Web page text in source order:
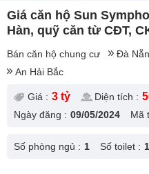
Giá căn hộ Sun
Hàn, quỹ căn từ CĐT,
Bán căn hộ chung cư Đà
An Hải Bắc
Giá : 3 tỷ Diện tích :
Ngày đăng : 09/05/2024 Mã
Số phòng ngủ : 1 Số toilet : 1